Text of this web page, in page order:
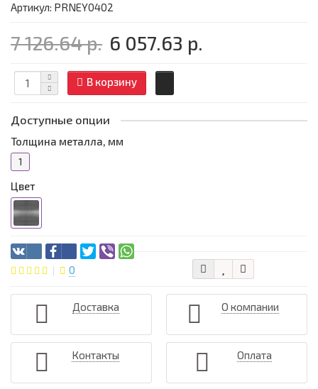
Артикул: PRNEY0402
7 126.64 р. 6 057.63 р.
В корзину
Доступные опции
Толщина металла, мм
1
Цвет
0
Доставка О компании
Контакты Оплата